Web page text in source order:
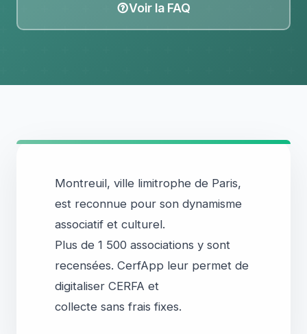
Voir la FAQ
Montreuil, ville limitrophe de Paris,
est reconnue pour son dynamisme
associatif et culturel.
Plus de 1 500 associations y sont
recensées. CerfApp leur permet de
digitaliser CERFA et